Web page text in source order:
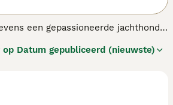
een gepassioneerde jachthond
op Datum gepubliceerd (nieuwste)